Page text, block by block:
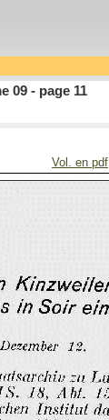
09 - page 11
Vol. en pdf